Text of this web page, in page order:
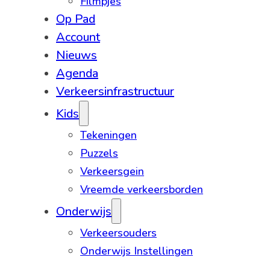
Op Pad
Account
Nieuws
Agenda
Verkeersinfrastructuur
Kids
Tekeningen
Puzzels
Verkeersgein
Vreemde verkeersborden
Onderwijs
Verkeersouders
Onderwijs Instellingen